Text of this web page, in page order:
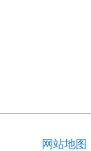
网站地图